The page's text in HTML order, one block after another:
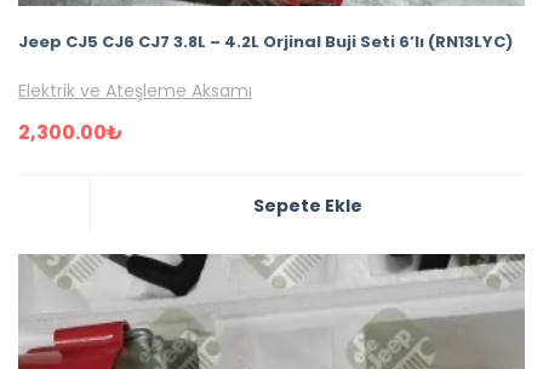
Jeep CJ5 CJ6 CJ7 3.8L – 4.2L Orjinal Buji Seti 6’lı (RN13LYC)
Elektrik ve Ateşleme Aksamı
2,300.00₺
Sepete Ekle